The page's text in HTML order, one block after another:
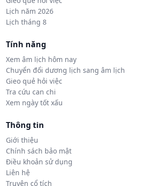
Lịch năm 2026
Lịch tháng 8
Tính năng
Xem âm lịch hôm nay
Chuyển đổi dương lịch sang âm lịch
Gieo quẻ hỏi việc
Tra cứu can chi
Xem ngày tốt xấu
Thông tin
Giới thiệu
Chính sách bảo mật
Điều khoản sử dụng
Liên hệ
Truyện cổ tích